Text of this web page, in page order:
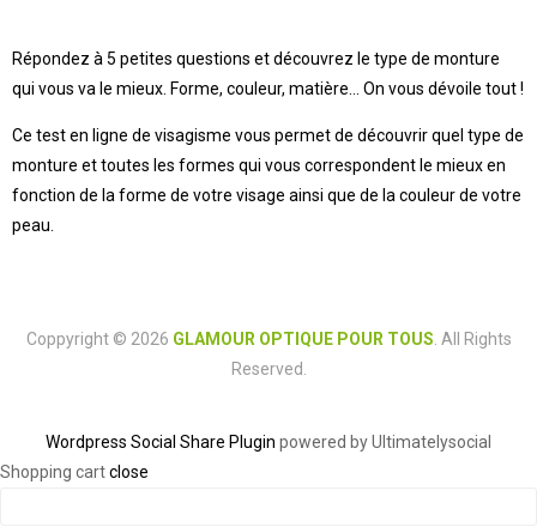
Répondez à 5 petites questions et découvrez le type de monture
qui vous va le mieux. Forme, couleur, matière… On vous dévoile tout !
Ce test en ligne de visagisme vous permet de découvrir quel type de
monture et toutes les formes qui vous correspondent le mieux en
fonction de la forme de votre visage ainsi que de la couleur de votre
peau.
Coppyright © 2026 GLAMOUR OPTIQUE POUR TOUS . All Rights
Reserved.
Wordpress Social Share Plugin powered by Ultimatelysocial
Shopping cartclose